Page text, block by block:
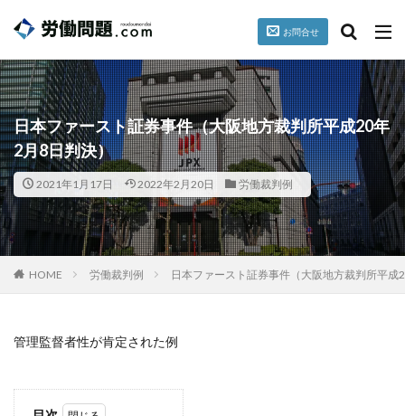
お問合せ
日本ファースト証券事件（大阪地方裁判所平成20年
2月8日判決）
2021年1月17日 2022年2月20日 労働裁判例
HOME 労働裁判例 日本ファースト証券事件（大阪地方裁判所平成
管理監督者性が肯定された例
台風 就業規則 パワハラ セクハラ 誓約書
カテゴリー
タグ
懲戒 掲載情報 暴行、脅迫